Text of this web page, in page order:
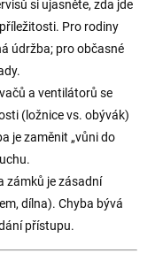
si ujasněte, zda jde
Pro rodiny
údržba; pro občasné
a ventilátorů se
(ložnice vs. obývák)
je zaměnit „vůni do
zámků je zásadní
dílna). Chyba bývá
přístupu.